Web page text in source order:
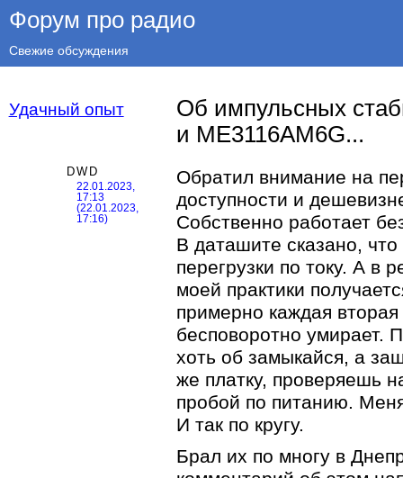
Форум про радио
Свежие обсуждения
Удачный опыт
Об импульсных
и ME3116AM6G...
DWD
22.01.2023,
17:13
(22.01.2023,
17:16)
Обратил внимание на
доступности и
Собственно работает
В даташите сказано,
перегрузки по току. А в
моей практики
примерно каждая
бесповоротно умирает.
хоть об замыкайся, а
же платку, проверяешь
пробой по питанию.
И так по кругу.
Брал их по многу в